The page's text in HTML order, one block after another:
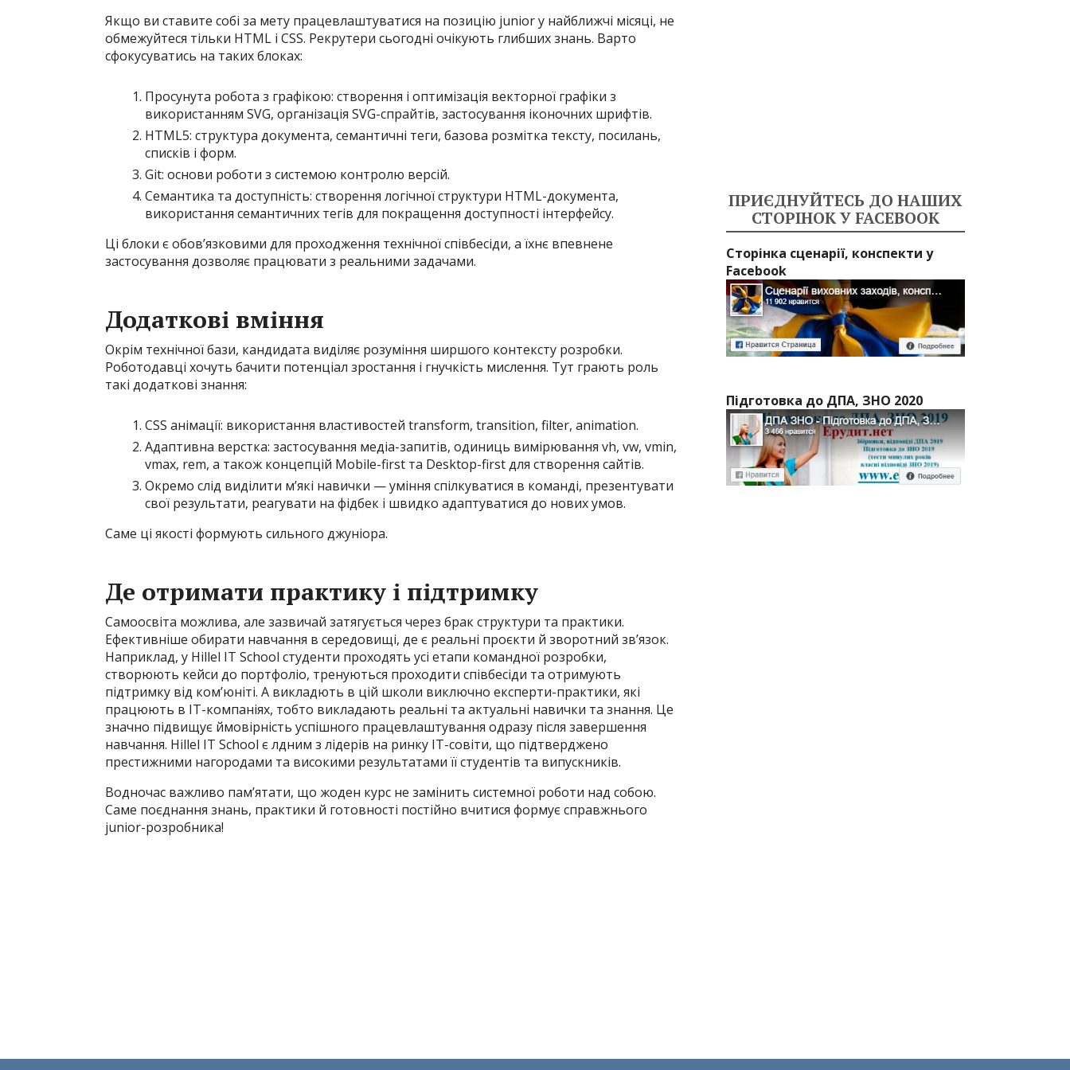
Якщо ви ставите собі за мету працевлаштуватися на позицію junior у найближчі місяці, не
обмежуйтеся тільки HTML і CSS. Рекрутери сьогодні очікують глибших знань. Варто
сфокусуватись на таких блоках:
Просунута робота з графікою: створення і оптимізація векторної графіки з
використанням SVG, організація SVG-спрайтів, застосування іконочних шрифтів.
HTML5: структура документа, семантичні теги, базова розмітка тексту, посилань,
списків і форм.
Git: основи роботи з системою контролю версій.
Семантика та доступність: створення логічної структури HTML-документа,
використання семантичних тегів для покращення доступності інтерфейсу.
Ці блоки є обов’язковими для проходження технічної співбесіди, а їхнє впевнене
застосування дозволяє працювати з реальними задачами.
Додаткові вміння
Окрім технічної бази, кандидата виділяє розуміння ширшого контексту розробки.
Роботодавці хочуть бачити потенціал зростання і гнучкість мислення. Тут грають роль
такі додаткові знання:
CSS анімації: використання властивостей transform, transition, filter, animation.
Адаптивна верстка: застосування медіа-запитів, одиниць вимірювання vh, vw, vmin,
vmax, rem, а також концепцій Mobile-first та Desktop-first для створення сайтів.
Окремо слід виділити м’які навички — уміння спілкуватися в команді, презентувати
свої результати, реагувати на фідбек і швидко адаптуватися до нових умов.
Саме ці якості формують сильного джуніора.
Де отримати практику і підтримку
Самоосвіта можлива, але зазвичай затягується через брак структури та практики.
Ефективніше обирати навчання в середовищі, де є реальні проєкти й зворотний зв’язок.
Наприклад, у Hillel IT School студенти проходять усі етапи командної розробки,
створюють кейси до портфоліо, тренуються проходити співбесіди та отримують
підтримку від ком’юніті. А викладють в цій школи виключно експерти-практики, які
працюють в ІТ-компаніях, тобто викладають реальні та актуальні навички та знання. Це
значно підвищує ймовірність успішного працевлаштування одразу після завершення
навчання. Hillel IT School є лдним з лідерів на ринку ІТ-совіти, що підтверджено
престижними нагородами та високими результатами її студентів та випускників.
Водночас важливо пам’ятати, що жоден курс не замінить системної роботи над собою.
Саме поєднання знань, практики й готовності постійно вчитися формує справжнього
junior-розробника!
ПРИЄДНУЙТЕСЬ ДО НАШИХ
СТОРІНОК У FACEBOOK
Сторінка сценарії, конспекти у
Facebook
Підготовка до ДПА, ЗНО 2020